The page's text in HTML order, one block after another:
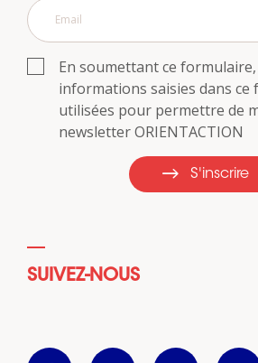
En soumettant ce formulaire,
informations saisies dans
utilisées pour permettre de
newsletter ORIENTACTION
S'inscrire
SUIVEZ-NOUS